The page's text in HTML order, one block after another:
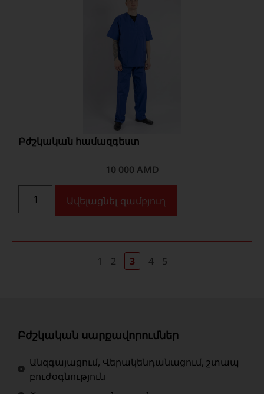
Բժշկական համազգեստ
10 000 AMD
Ավելացնել զամբյուղ
1 2 3 4 5
Բժշկական սարքավորումներ
Անզգայացում, Վերակենդանացում, շտապ
բուժօգնություն